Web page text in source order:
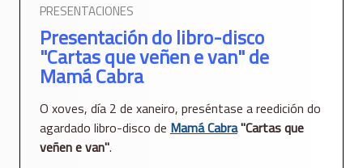
PRESENTACIONES
Presentación do libro-disco
"Cartas que veñen e van" de
Mamá Cabra
O xoves, día 2 de xaneiro, preséntase a reedición do
agardado libro-disco de Mamá Cabra"Cartas que
veñen e van".